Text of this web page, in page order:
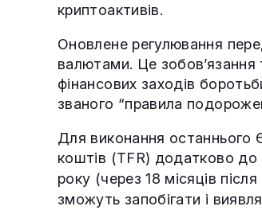
криптоактивів.
Оновлене регулювання
валютами. Це
фінансових заходів
званого “правила
Для виконання останнього
коштів (TFR) додатково до
року (через 18 місяців
зможуть запобігати і